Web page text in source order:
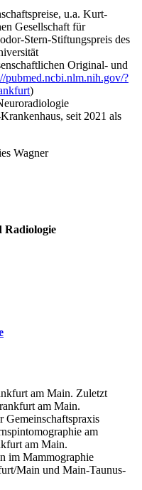
u.a. Kurt-
Gesellschaft für
Stern-Stiftungspreis des
Original- und
pubmed.ncbi.nlm.nih.gov/?
)
seit 2021 als
Radiologie
am Main. Zuletzt
am Main.
Gemeinschaftspraxis
am
am Main.
im Mammographie
Main und Main-Taunus-